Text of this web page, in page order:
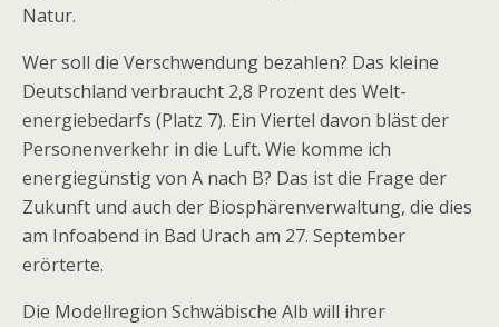
Natur.
Wer soll die Verschwendung bezahlen? Das kleine
Deutschland verbraucht 2,8 Prozent des Welt­
energiebedarfs (Platz 7). Ein Viertel davon bläst der
Personenverkehr in die Luft. Wie komme ich
energiegünstig von A nach B? Das ist die Frage der
Zukunft und auch der Biosphärenverwaltung, die dies
am Infoabend in Bad Urach am 27. September
erörterte.
Die Modellregion Schwäbische Alb will ihrer